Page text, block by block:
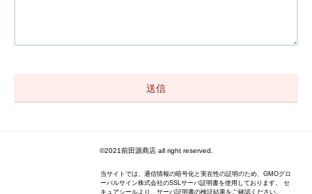
©2021前田源商店 all right reserved.
当サイトでは、通信情報の暗号化と実在性の証明のため、GMOグロ
ーバルサイン株式会社のSSLサーバ証明書を使用しております。 セ
キュアシールより、サーバ証明書の検証結果をご確認ください。